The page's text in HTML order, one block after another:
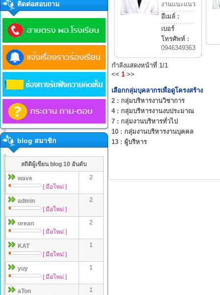
ติดต่อสอบถาม
blog สมาชิก
สถิติผู้เขียน blog 10 อันดับ
wave
[ มือใหม่ ]
2
admin
[ มือใหม่ ]
2
orean
[ มือใหม่ ]
2
KAT
[ มือใหม่ ]
1
yuy
[ มือใหม่ ]
1
aTon
1
งานแนะแนว
อีเมล์ :
เบอร์
โทรศัพท์ :
0946349363
กำลังแสดงหน้าที่ 1/1
<< 1 >>
เลือกกลุ่มบุคลากรเพื่อดูโครงสร้าง
2 : กลุ่มบริหารงานวิชาการ
4 : กลุ่มบริหารงานงบประมาณ
7 : กลุ่มงานบริหารทั่วไป
10 : กลุ่มงานบริหารงานบุคคล
13 : ผู้บริหาร